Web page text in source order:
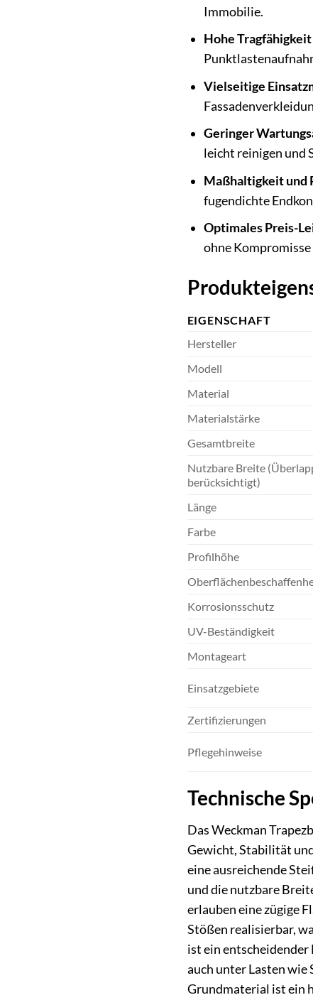
Immobilie.
Hohe
Vielseitige
Geringer
leicht reinigen und
Maßhaltigkeit und
fugendichte
Optimales Preis-
ohne
EIGENSCHAFT
Hersteller
Modell
Material
Materialstärke
Gesamtbreite
Nutzbare Breite
berücksichtigt)
Länge
Farbe
Profilhöhe
Korrosionsschutz
UV-Beständigkeit
Montageart
Einsatzgebiete
Zertifizierungen
Pflegehinweise
Technische
Das Weckman
Gewicht, Stabilität
eine ausreichende
und die nutzbare
erlauben eine zügige
Stößen realisierbar,
ist ein entscheidender
auch unter Lasten wie
Grundmaterial ist ein